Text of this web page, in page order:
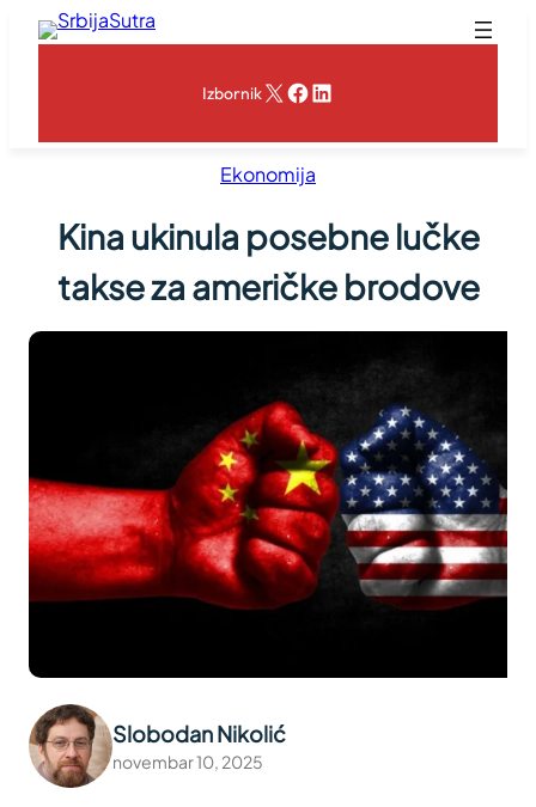
Skoči
IzbornikX Facebook
LinkedIn
Ekonomija
Kina ukinula posebne lučke
takse za američke brodove
Slobodan Nikolić
novembar 10, 2025